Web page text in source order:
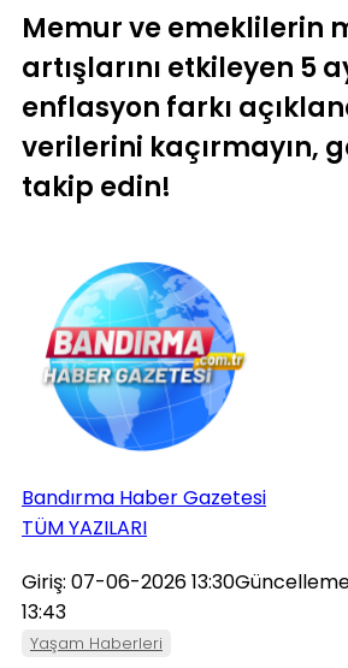
Memur ve emeklilerin
artışlarını etkileyen 5
enflasyon farkı
verilerini kaçırmayın,
takip edin!
Bandırma Haber Gazetesi
TÜM YAZILARI
Giriş: 07-06-2026 13:30
13:43
Yaşam Haberleri